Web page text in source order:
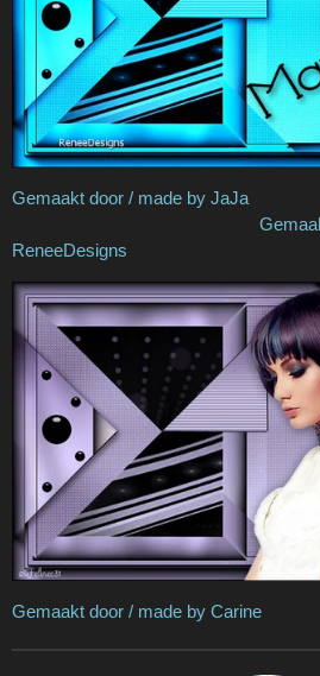
Gemaakt door /
Gemaakt door /
ReneeDesigns
Gemaakt door / made by Carine